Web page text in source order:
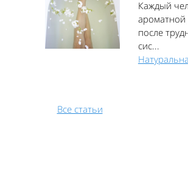
Каждый
после
сис...
Все статьи